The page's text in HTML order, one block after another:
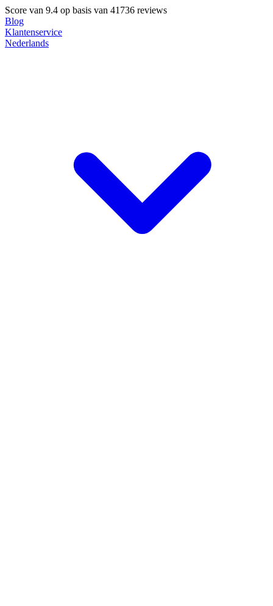
Score van 9.4 op basis van 41736 reviews
Blog
Klantenservice
Nederlands